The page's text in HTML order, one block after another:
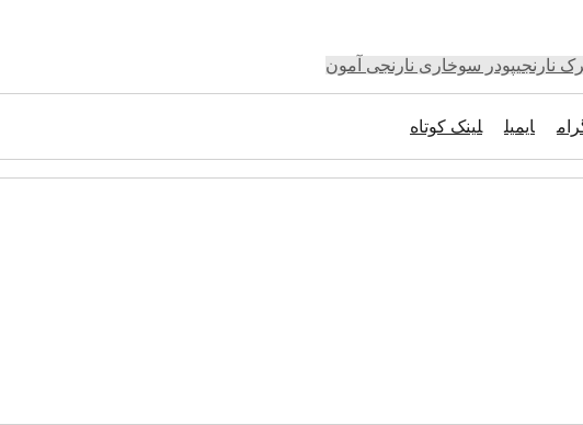
نارنجیپودر سوخاری نارنجی آمون
ایمیل لینک کوتاه